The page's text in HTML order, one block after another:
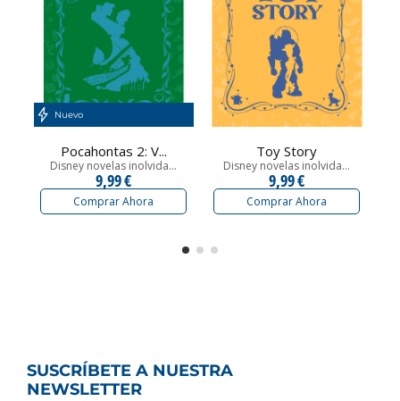
Nuevo
Pocahontas 2: V...
Disney novelas inolvida...
9,99 €
Comprar Ahora
Toy Story
Disney novelas inolvida...
9,99 €
Comprar Ahora
SUSCRÍBETE A NUESTRA
NEWSLETTER